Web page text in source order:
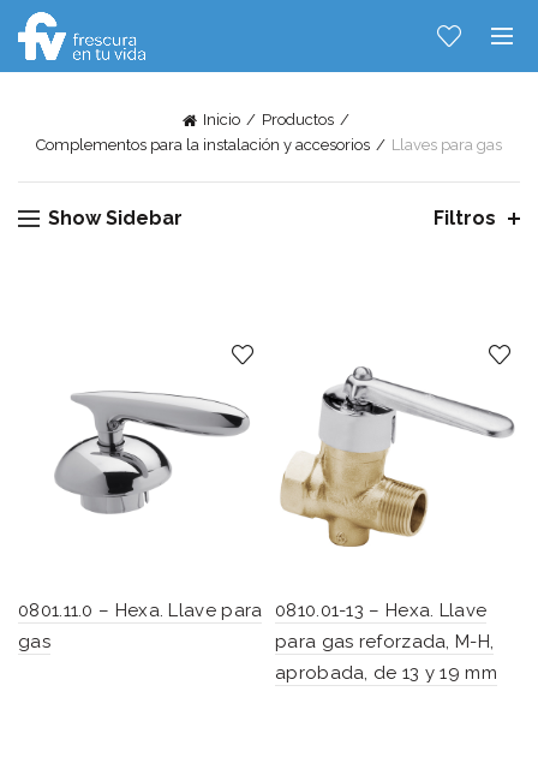
Inicio
Productos
Complementos para la instalación y accesorios
Llaves para gas
Show Sidebar Filtros
0801.11.0 – Hexa. Llave para
gas
0810.01-13 – Hexa. Llave
para gas reforzada, M-H,
aprobada, de 13 y 19 mm